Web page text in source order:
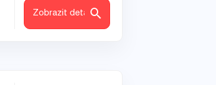
Zobrazit detaily